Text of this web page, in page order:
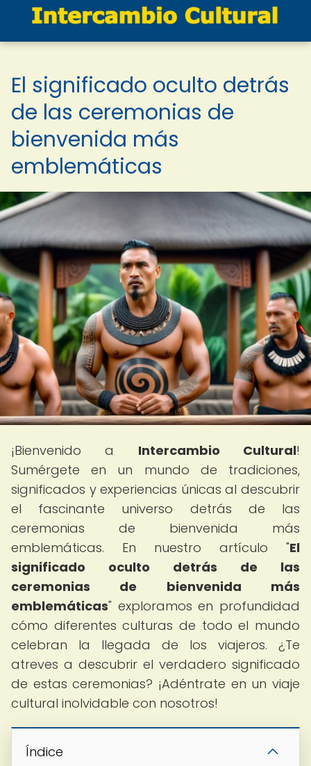
El significado oculto detrás
de las ceremonias de
bienvenida más
emblemáticas
¡Bienvenido a Intercambio Cultural!
Sumérgete en un mundo de tradiciones,
significados y experiencias únicas al descubrir
el fascinante universo detrás de las
ceremonias de bienvenida más
emblemáticas. En nuestro artículo "El
significado oculto detrás de las
ceremonias de bienvenida más
emblemáticas" exploramos en profundidad
cómo diferentes culturas de todo el mundo
celebran la llegada de los viajeros. ¿Te
atreves a descubrir el verdadero significado
de estas ceremonias? ¡Adéntrate en un viaje
cultural inolvidable con nosotros!
Índice